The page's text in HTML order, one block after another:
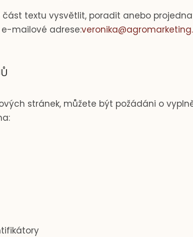
textu vysvětlit, poradit anebo
mailové adrese:
stránek, můžete být požádáni o